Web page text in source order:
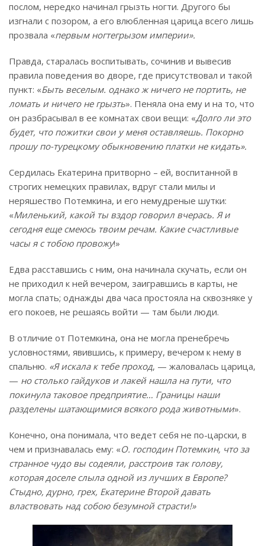
послом, нередко начинал грызть ногти. Другого бы
изгнали с позором, а его влюбленная царица всего лишь
прозвала «первым ногтегрызом империи».
Правда, старалась воспитывать, сочинив и вывесив
правила поведения во дворе, где присутствовал и такой
пункт: «Быть веселым. однако ж ничего не портить, не
ломать и ничего не грызть». Пеняла она ему и на то, что
он разбрасывал в ее комнатах свои вещи: «Долго ли это
будет, что пожитки свои у меня оставляешь. Покорно
прошу по-турецкому обыкновению платки не кидать».
Сердилась Екатерина притворно – ей, воспитанной в
строгих немецких правилах, вдруг стали милы и
неряшество Потемкина, и его немудреные шутки:
«Миленький, какой ты вздор говорил вчерась. Я и
сегодня еще смеюсь твоим речам. Какие счастливые
часы я с тобою провожу!»
Едва расставшись с ним, она начинала скучать, если он
не приходил к ней вечером, заигравшись в карты, не
могла спать; однажды два часа простояла на сквозняке у
его покоев, не решаясь войти — там были люди.
В отличие от Потемкина, она не могла пренебречь
условностями, явившись, к примеру, вечером к нему в
спальню. «Я искала к тебе проход, — жаловалась царица,
— но столько гайдуков и лакей нашла на пути, что
покинула таковое предприятие… Границы наши
разделены шатающимися всякого рода животными».
Конечно, она понимала, что ведет себя не по-царски, в
чем и признавалась ему: «О. господин Потемкин, что за
странное чудо вы содеяли, расстроив так голову,
которая доселе слыла одной из лучших в Европе?
Стыдно, дурно, грех, Екатерине Второй давать
властвовать над собою безумной страсти!»